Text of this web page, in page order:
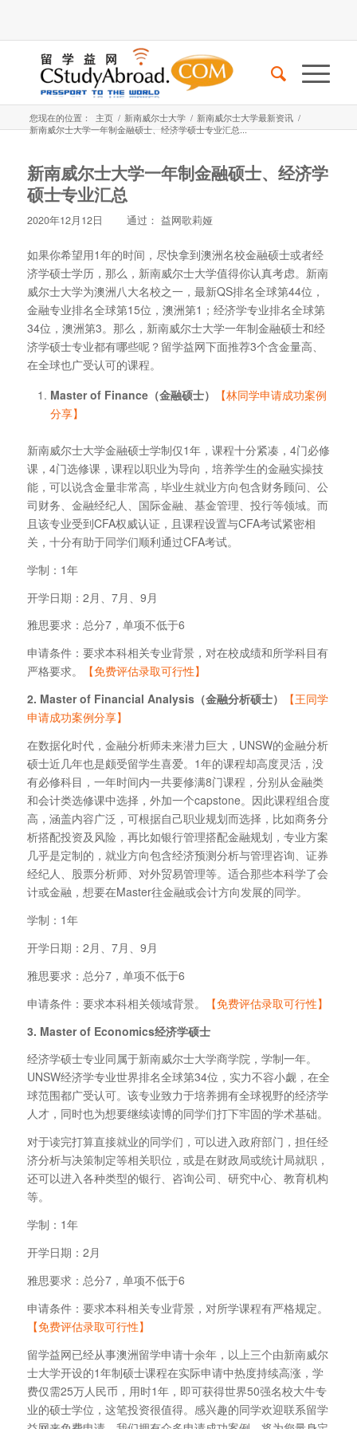
您现在的位置： 主页 / 新南威尔士大学 / 新南威尔士大学最新资讯 /
新南威尔士大学一年制金融硕士、经济学硕士专业汇总...
新南威尔士大学一年制金融硕士、经济学
硕士专业汇总
2020年12月12日 通过： 益网歌莉娅
如果你希望用1年的时间，尽快拿到澳洲名校金融硕士或者经
济学硕士学历，那么，新南威尔士大学值得你认真考虑。新南
威尔士大学为澳洲八大名校之一，最新QS排名全球第44位，
金融专业排名全球第15位，澳洲第1；经济学专业排名全球第
34位，澳洲第3。那么，新南威尔士大学一年制金融硕士和经
济学硕士专业都有哪些呢？留学益网下面推荐3个含金量高、
在全球也广受认可的课程。
Master of Finance（金融硕士）
【林同学申请成功案例
分享】
新南威尔士大学金融硕士学制仅1年，课程十分紧凑，4门必修
课，4门选修课，课程以职业为导向，培养学生的金融实操技
能，可以说含金量非常高，毕业生就业方向包含财务顾问、公
司财务、金融经纪人、国际金融、基金管理、投行等领域。而
且该专业受到CFA权威认证，且课程设置与CFA考试紧密相
关，十分有助于同学们顺利通过CFA考试。
学制：1年
开学日期：2月、7月、9月
雅思要求：总分7，单项不低于6
申请条件：要求本科相关专业背景，对在校成绩和所学科目有
严格要求。
【免费评估录取可行性】
2. Master of Financial Analysis（金融分析硕士）
【王同学
申请成功案例分享】
在数据化时代，金融分析师未来潜力巨大，UNSW的金融分析
硕士近几年也是颇受留学生喜爱。1年的课程却高度灵活，没
有必修科目，一年时间内一共要修满8门课程，分别从金融类
和会计类选修课中选择，外加一个capstone。因此课程组合度
高，涵盖内容广泛，可根据自己职业规划而选择，比如商务分
析搭配投资及风险，再比如银行管理搭配金融规划，专业方案
几乎是定制的，就业方向包含经济预测分析与管理咨询、证券
经纪人、股票分析师、对外贸易管理等。适合那些本科学了会
计或金融，想要在Master往金融或会计方向发展的同学。
学制：1年
开学日期：2月、7月、9月
雅思要求：总分7，单项不低于6
申请条件：要求本科相关领域背景。
【免费评估录取可行性】
3. Master of Economics经济学硕士
经济学硕士专业同属于新南威尔士大学商学院，学制一年。
UNSW经济学专业世界排名全球第34位，实力不容小觑，在全
球范围都广受认可。该专业致力于培养拥有全球视野的经济学
人才，同时也为想要继续读博的同学们打下牢固的学术基础。
对于读完打算直接就业的同学们，可以进入政府部门，担任经
济分析与决策制定等相关职位，或是在财政局或统计局就职，
还可以进入各种类型的银行、咨询公司、研究中心、教育机构
等。
学制：1年
开学日期：2月
雅思要求：总分7，单项不低于6
申请条件：要求本科相关专业背景，对所学课程有严格规定。
【免费评估录取可行性】
留学益网已经从事澳洲留学申请十余年，以上三个由新南威尔
士大学开设的1年制硕士课程在实际申请中热度持续高涨，学
费仅需25万人民币，用时1年，即可获得世界50强名校大牛专
业的硕士学位，这笔投资很值得。感兴趣的同学欢迎联系留学